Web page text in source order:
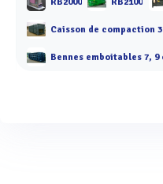
RB2000 RB2100
Caisson de compaction
Bennes emboitables 7, 9